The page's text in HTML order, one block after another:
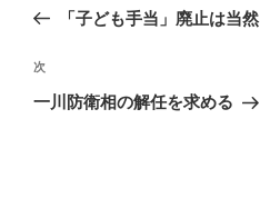
ビ
ゲ
の
稿
「子ども手当」廃止は当然
次
次
一川防衛相の解任を求める